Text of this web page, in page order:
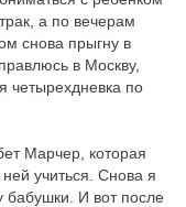
а по вечерам
снова прыгну в
в Москву,
четырехдневка по
Марчер, которая
учиться. Снова я
бабушки. И вот после